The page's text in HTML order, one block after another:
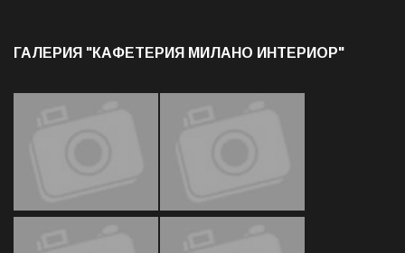
ГАЛЕРИЯ "КАФЕТЕРИЯ МИЛАНО ИНТЕРИОР"